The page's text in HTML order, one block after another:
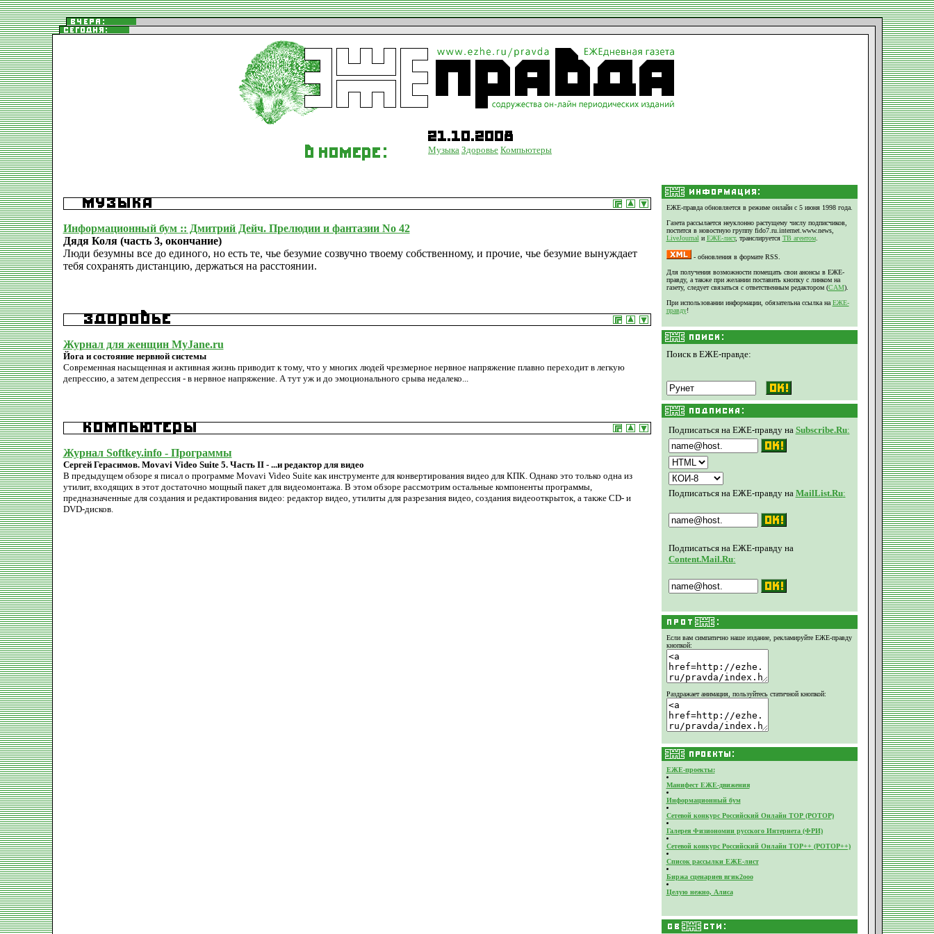
Музыка Здоровье Компьютеры
Информационный бум :: Дмитрий Дейч. Прелюдии и фантазии No 42
Дядя Коля (часть 3, окончание)
Люди безумны все до единого, но есть те, чье безумие созвучно твоему собственному, и прочие, чье безумие вынуждает
тебя сохранять дистанцию, держаться на расстоянии.
Журнал для женщин MyJane.ru
Йога и состояние нервной системы
Современная насыщенная и активная жизнь приводит к тому, что у многих людей чрезмерное нервное напряжение плавно переходит в легкую
депрессию, а затем депрессия - в нервное напряжение. А тут уж и до эмоционального срыва недалеко...
Журнал Softkey.info - Программы
Сергей Герасимов. Movavi Video Suite 5. Часть II - ...и редактор для видео
В предыдущем обзоре я писал о программе Movavi Video Suite как инструменте для конвертирования видео для КПК. Однако это только одна из
утилит, входящих в этот достаточно мощный пакет для видеомонтажа. В этом обзоре рассмотрим остальные компоненты программы,
предназначенные для создания и редактирования видео: редактор видео, утилиты для разрезания видео, создания видеооткрыток, а также CD- и
DVD-дисков.
ЕЖЕ-правда обновляется в режиме онлайн с 5 июня 1998 года.
Газета рассылается неуклонно растущему числу подписчиков,
постится в новостную группу fido7.ru.internet.www.news,
LiveJournal и ЕЖЕ-лист, транслируется ТВ агентом.
- обновления в формате RSS.
Для получения возможности помещать свои анонсы в ЕЖЕ-
правду, а также при желании поставить кнопку с линком на
газету, следует связаться с ответственным редактором (CAM).
При использовании информации, обязательна ссылка на ЕЖЕ-
правду!
Поиск в ЕЖЕ-правде:
Подписаться на ЕЖЕ-правду на Subscribe.Ru:
Подписаться на ЕЖЕ-правду на MailList.Ru:
Подписаться на ЕЖЕ-правду на
Content.Mail.Ru:
Если вам симпатично наше издание, рекламируйте ЕЖЕ-правду
кнопкой:
Раздражает анимация, пользуйтесь статичной кнопкой:
ЕЖЕ-проекты:
Манифест ЕЖЕ-движения
Информационный бум
Сетевой конкурс Российский Онлайн ТОР (РОТОР)
Галерея Физиономии русского Интернета (ФРИ)
Сетевой конкурс Российский Онлайн ТОР++ (РОТОР++)
Список рассылки ЕЖЕ-лист
Биржа сценариев вгик2ооо
Целую нежно, Алиса